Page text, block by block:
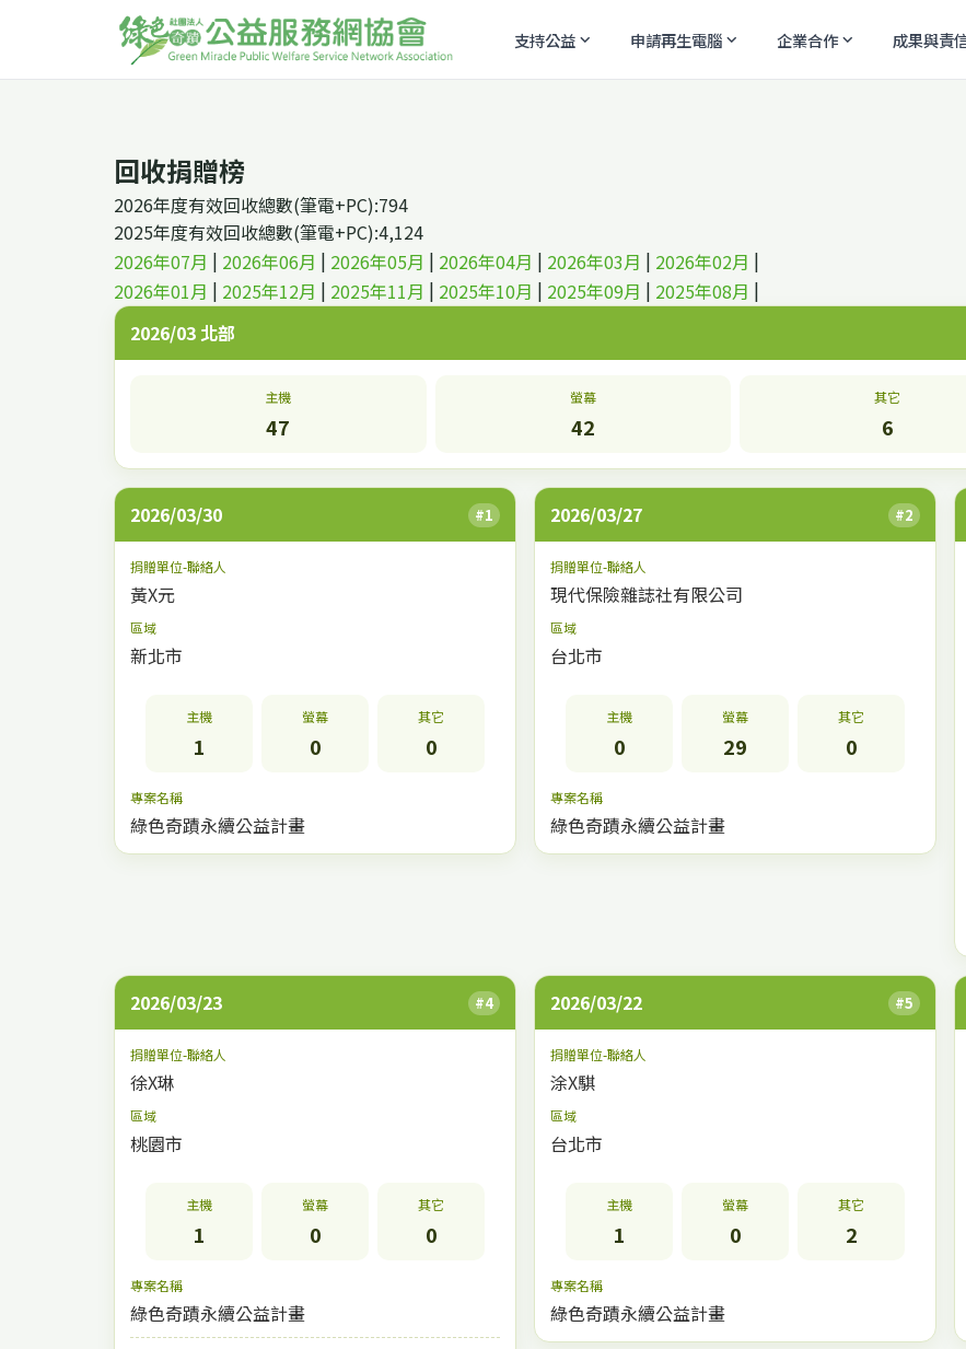
支持公益expand_more 申請再生電腦expand_more 企業合作expand_more 成果與責
回收捐贈榜
2026年度有效回收總數(筆電+PC):794
2025年度有效回收總數(筆電+PC):4,124
2026年07月 | 2026年06月 | 2026年05月 | 2026年04月 | 2026年03月 | 2026年02月 |
2026年01月 | 2025年12月 | 2025年11月 | 2025年10月 | 2025年09月 | 2025年08月 |
2026/03 北部
主機
47
螢幕
42
其它
6
2026/03/30 #1
捐贈單位-聯絡人
黃X元
區域
新北市
主機
1
螢幕
0
其它
0
專案名稱
綠色奇蹟永續公益計畫
2026/03/27 #2
捐贈單位-聯絡人
現代保險雜誌社有限公司
區域
台北市
主機
0
螢幕
29
其它
0
專案名稱
綠色奇蹟永續公益計畫
2026/03/23 #4
捐贈單位-聯絡人
徐X琳
區域
桃園市
主機
1
螢幕
0
其它
0
專案名稱
綠色奇蹟永續公益計畫
2026/03/22 #5
捐贈單位-聯絡人
涂X騏
區域
台北市
主機
1
螢幕
0
其它
2
專案名稱
綠色奇蹟永續公益計畫